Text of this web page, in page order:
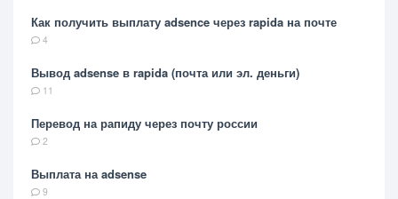
Как получить выплату adsence через rapida на почте
4
Вывод adsense в rapida (почта или эл. деньги)
11
Перевод на рапиду через почту россии
2
Выплата на adsense
9